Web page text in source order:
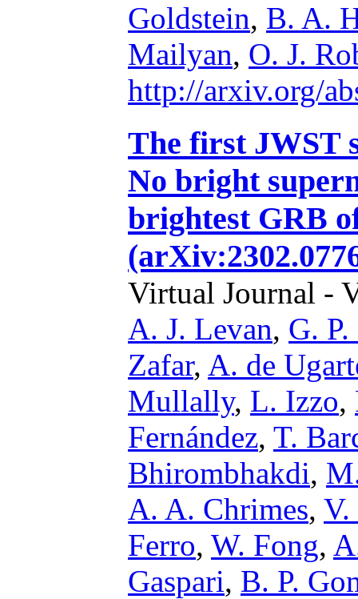
Goldstein, B. A.
Mailyan, O. J.
http://arxiv.org/
The first JWST
No bright
brightest GRB
Virtual Journal -
A. J. Levan, G.
Zafar, A. de
Mullally, L. Izzo,
Fernández, T.
Bhirombhakdi,
A. A. Chrimes,
Ferro, W. Fong,
Gaspari, B. P.